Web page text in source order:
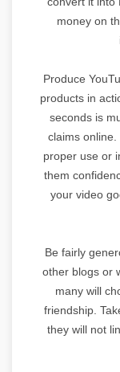
money on
Produce
products in
seconds is
claims
proper use or
them
your video
Be fairly
other blogs or
many will
friendship.
they will not